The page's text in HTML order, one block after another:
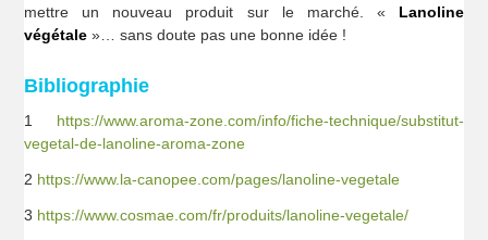
mettre un nouveau produit sur le marché. « Lanoline
végétale »… sans doute pas une bonne idée !
Bibliographie
1 https://www.aroma-zone.com/info/fiche-technique/substitut-
vegetal-de-lanoline-aroma-zone
2 https://www.la-canopee.com/pages/lanoline-vegetale
3 https://www.cosmae.com/fr/produits/lanoline-vegetale/